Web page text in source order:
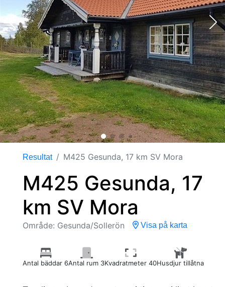
Resultat M425 Gesunda, 17 km SV Mora
M425 Gesunda, 17
km SV Mora
Område: Gesunda/Sollerön Visa på karta
Antal bäddar 6Antal rum 3Kvadratmeter 40Husdjur tillåtna